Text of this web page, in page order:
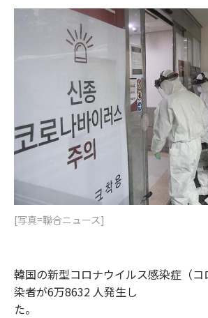
b
t
[写真=聯合ニュース]
韓国の新型コロナウイルス感染症（
染者が6万8632 人発生し
た。